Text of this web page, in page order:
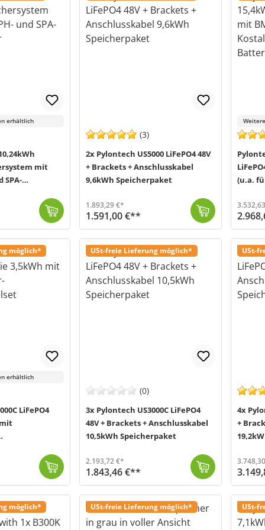
erhältlich
mit
SPA-
(3)
2x Pylontech US5000 LiFePO4 48V
+ Brackets + Anschlusskabel
9,6kWh Speicherpaket
1.893,29 €*
1.591,00 €**
(u.a.
möglich*
erhältlich
LiFePO4
USt-freie Lieferung möglich*
(0)
3x Pylontech US3000C LiFePO4
48V + Brackets + Anschlusskabel
10,5kWh Speicherpaket
2.193,72 €*
1.843,46 €**
USt-
4x
+
möglich* USt-freie Lieferung möglich* USt-